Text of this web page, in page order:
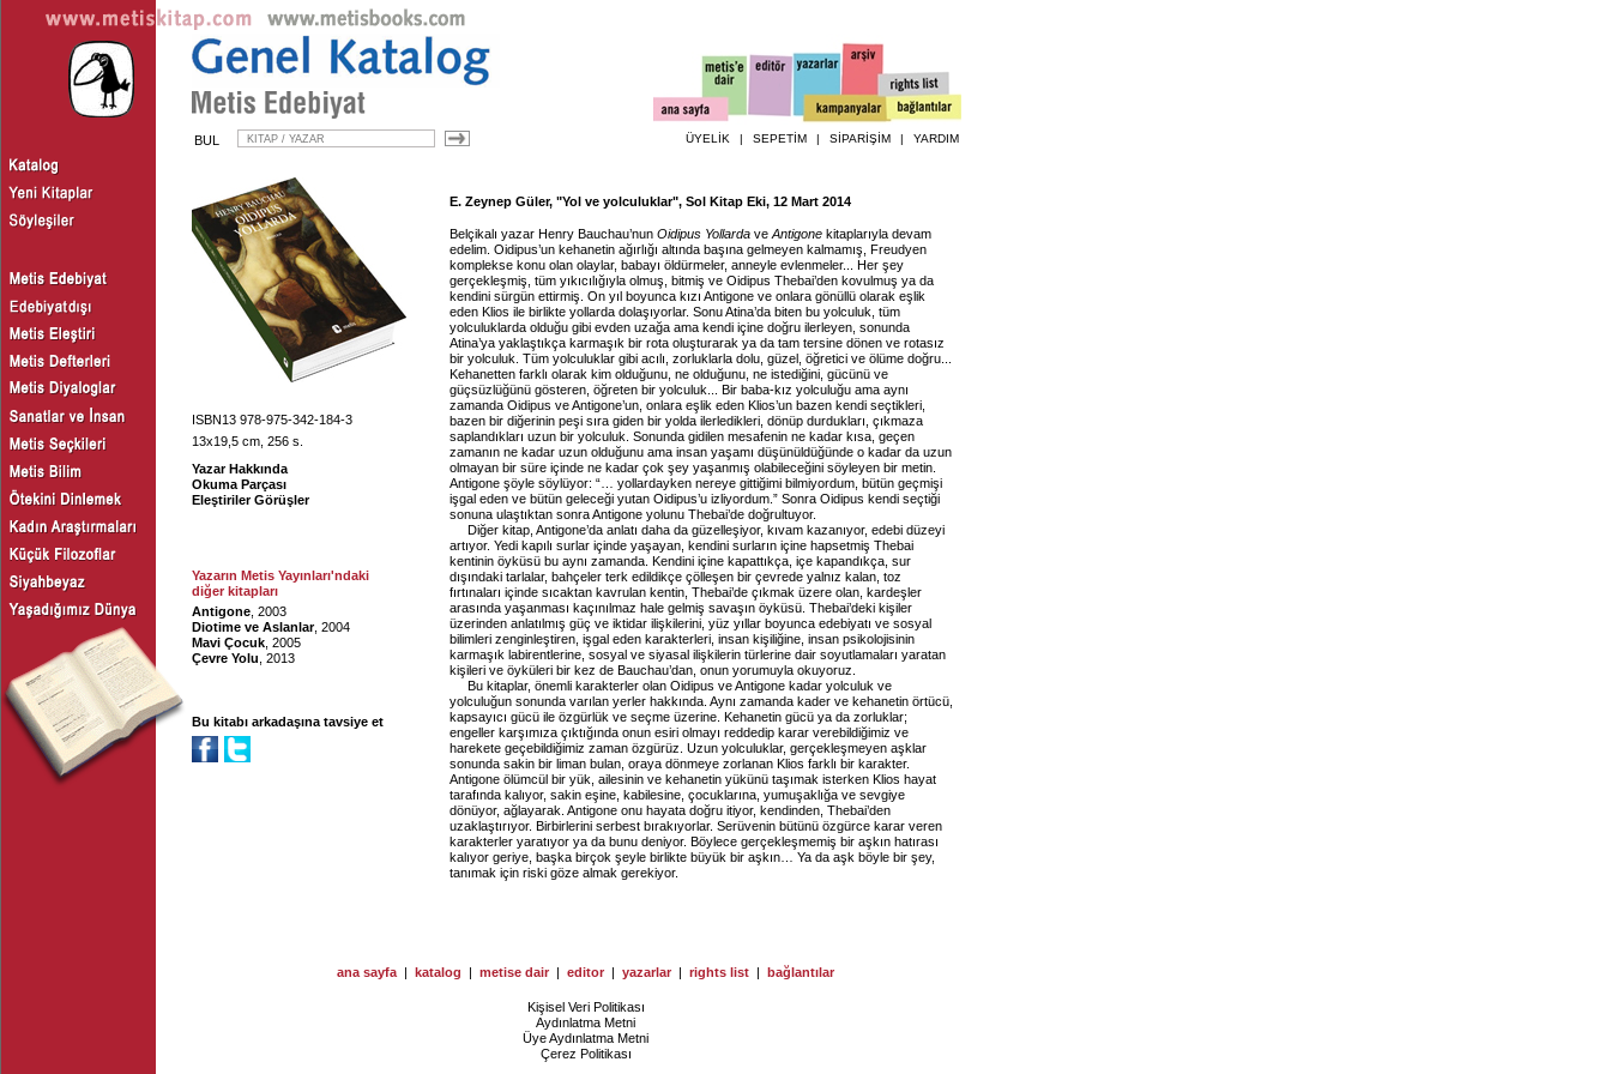
BUL ÜYELİK | SEPETİM | SİPARİŞİM | YARDIM
ISBN13 978-975-342-184-3
13x19,5 cm, 256 s.
Yazar Hakkında
Okuma Parçası
Eleştiriler Görüşler
Yazarın Metis Yayınları'ndaki
diğer kitapları
Antigone , 2003
Diotime ve Aslanlar, 2004
Mavi Çocuk , 2005
Çevre Yolu , 2013
Bu kitabı arkadaşına tavsiye et
E. Zeynep Güler, "Yol ve yolculuklar", Sol Kitap Eki, 12 Mart 2014
Belçikalı yazar Henry Bauchau’nun Oidipus Yollarda ve Antigone kitaplarıyla devam
edelim. Oidipus’un kehanetin ağırlığı altında başına gelmeyen kalmamış, Freudyen
komplekse konu olan olaylar, babayı öldürmeler, anneyle evlenmeler... Her şey
gerçekleşmiş, tüm yıkıcılığıyla olmuş, bitmiş ve Oidipus Thebai’den kovulmuş ya da
kendini sürgün ettirmiş. On yıl boyunca kızı Antigone ve onlara gönüllü olarak eşlik
eden Klios ile birlikte yollarda dolaşıyorlar. Sonu Atina’da biten bu yolculuk, tüm
yolculuklarda olduğu gibi evden uzağa ama kendi içine doğru ilerleyen, sonunda
Atina’ya yaklaştıkça karmaşık bir rota oluşturarak ya da tam tersine dönen ve rotasız
bir yolculuk. Tüm yolculuklar gibi acılı, zorluklarla dolu, güzel, öğretici ve ölüme doğru...
Kehanetten farklı olarak kim olduğunu, ne olduğunu, ne istediğini, gücünü ve
güçsüzlüğünü gösteren, öğreten bir yolculuk... Bir baba-kız yolculuğu ama aynı
zamanda Oidipus ve Antigone’un, onlara eşlik eden Klios’un bazen kendi seçtikleri,
bazen bir diğerinin peşi sıra giden bir yolda ilerledikleri, dönüp durdukları, çıkmaza
saplandıkları uzun bir yolculuk. Sonunda gidilen mesafenin ne kadar kısa, geçen
zamanın ne kadar uzun olduğunu ama insan yaşamı düşünüldüğünde o kadar da uzun
olmayan bir süre içinde ne kadar çok şey yaşanmış olabileceğini söyleyen bir metin.
Antigone şöyle söylüyor: “… yollardayken nereye gittiğimi bilmiyordum, bütün geçmişi
işgal eden ve bütün geleceği yutan Oidipus’u izliyordum.” Sonra Oidipus kendi seçtiği
sonuna ulaştıktan sonra Antigone yolunu Thebai’de doğrultuyor.
Diğer kitap, Antigone’da anlatı daha da güzelleşiyor, kıvam kazanıyor, edebi düzeyi
artıyor. Yedi kapılı surlar içinde yaşayan, kendini surların içine hapsetmiş Thebai
kentinin öyküsü bu aynı zamanda. Kendini içine kapattıkça, içe kapandıkça, sur
dışındaki tarlalar, bahçeler terk edildikçe çölleşen bir çevrede yalnız kalan, toz
fırtınaları içinde sıcaktan kavrulan kentin, Thebai’de çıkmak üzere olan, kardeşler
arasında yaşanması kaçınılmaz hale gelmiş savaşın öyküsü. Thebai’deki kişiler
üzerinden anlatılmış güç ve iktidar ilişkilerini, yüz yıllar boyunca edebiyatı ve sosyal
bilimleri zenginleştiren, işgal eden karakterleri, insan kişiliğine, insan psikolojisinin
karmaşık labirentlerine, sosyal ve siyasal ilişkilerin türlerine dair soyutlamaları yaratan
kişileri ve öyküleri bir kez de Bauchau’dan, onun yorumuyla okuyoruz.
Bu kitaplar, önemli karakterler olan Oidipus ve Antigone kadar yolculuk ve
yolculuğun sonunda varılan yerler hakkında. Aynı zamanda kader ve kehanetin örtücü,
kapsayıcı gücü ile özgürlük ve seçme üzerine. Kehanetin gücü ya da zorluklar;
engeller karşımıza çıktığında onun esiri olmayı reddedip karar verebildiğimiz ve
harekete geçebildiğimiz zaman özgürüz. Uzun yolculuklar, gerçekleşmeyen aşklar
sonunda sakin bir liman bulan, oraya dönmeye zorlanan Klios farklı bir karakter.
Antigone ölümcül bir yük, ailesinin ve kehanetin yükünü taşımak isterken Klios hayat
tarafında kalıyor, sakin eşine, kabilesine, çocuklarına, yumuşaklığa ve sevgiye
dönüyor, ağlayarak. Antigone onu hayata doğru itiyor, kendinden, Thebai’den
uzaklaştırıyor. Birbirlerini serbest bırakıyorlar. Serüvenin bütünü özgürce karar veren
karakterler yaratıyor ya da bunu deniyor. Böylece gerçekleşmemiş bir aşkın hatırası
kalıyor geriye, başka birçok şeyle birlikte büyük bir aşkın… Ya da aşk böyle bir şey,
tanımak için riski göze almak gerekiyor.
ana sayfa | katalog | metise dair | editor | yazarlar | rights list | bağlantılar
Kişisel Veri Politikası
Aydınlatma Metni
Üye Aydınlatma Metni
Çerez Politikası